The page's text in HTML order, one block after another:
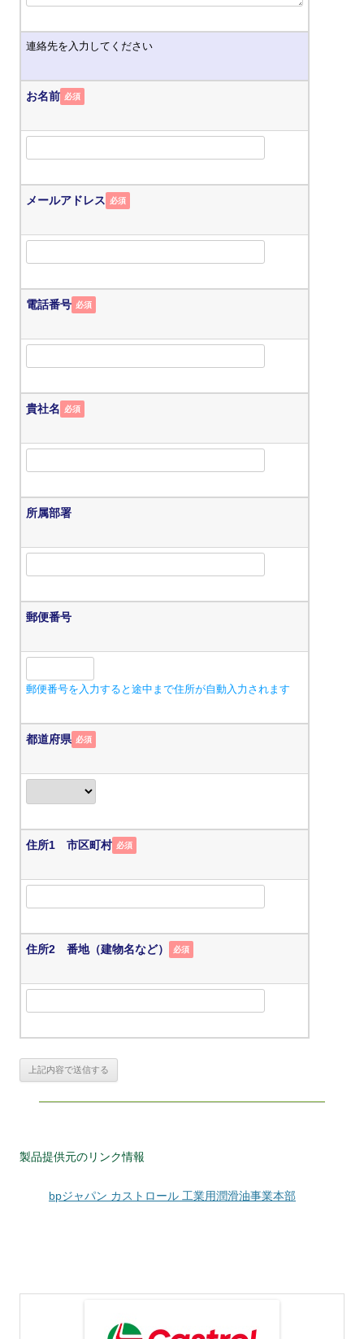
連絡先を入力してください
お名前 必須
メールアドレス 必須
電話番号 必須
貴社名 必須
所属部署
郵便番号
郵便番号を入力すると途中まで住所が自動入力されます
都道府県 必須
住所1 市区町村 必須
住所2 番地（建物名など） 必須
製品提供元のリンク情報
bpジャパン カストロール 工業用潤滑油事業本部